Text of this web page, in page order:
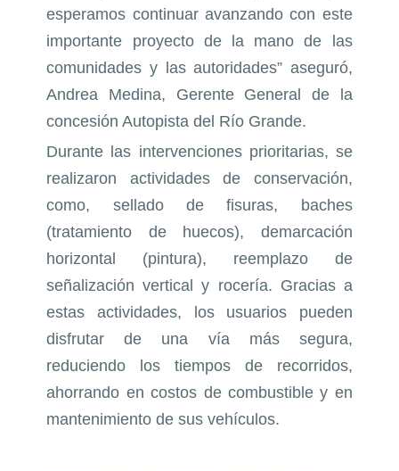
esperamos continuar avanzando con este
importante proyecto de la mano de las
comunidades y las autoridades” aseguró,
Andrea Medina, Gerente General de la
concesión Autopista del Río Grande.
Durante las intervenciones prioritarias, se
realizaron actividades de conservación,
como, sellado de fisuras, baches
(tratamiento de huecos), demarcación
horizontal (pintura), reemplazo de
señalización vertical y rocería. Gracias a
estas actividades, los usuarios pueden
disfrutar de una vía más segura,
reduciendo los tiempos de recorridos,
ahorrando en costos de combustible y en
mantenimiento de sus vehículos.